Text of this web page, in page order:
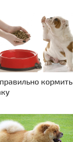
кормить